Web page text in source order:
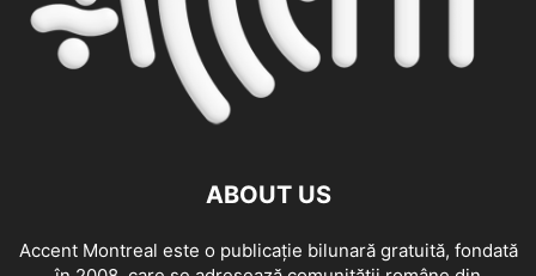
ABOUT US
Accent Montreal este o publicație bilunară gratuită, fondată